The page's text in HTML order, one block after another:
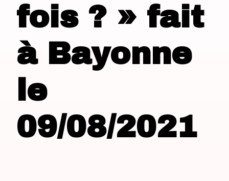
fois ? » fait
à Bayonne
le
09/08/2021